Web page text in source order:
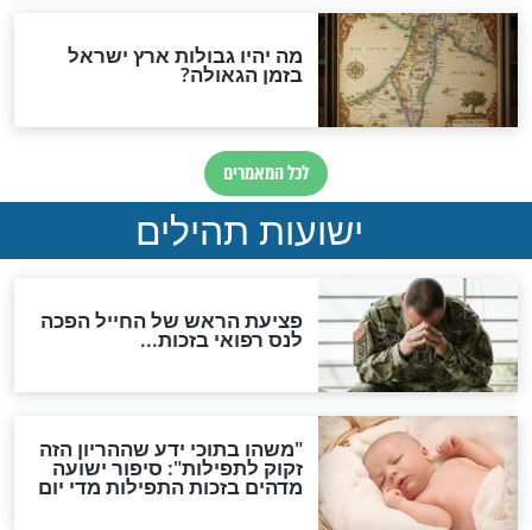
להמתקת הדינים וביטול
גזרות
סגולת ע"ב שמות הקודש
תפילה סגולית להמתקת
הדינים